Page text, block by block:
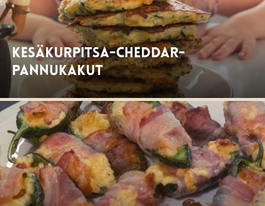
Kesäkurpitsa-cheddar-
pannukakut